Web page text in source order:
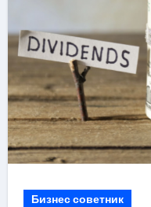
Бизнес советник